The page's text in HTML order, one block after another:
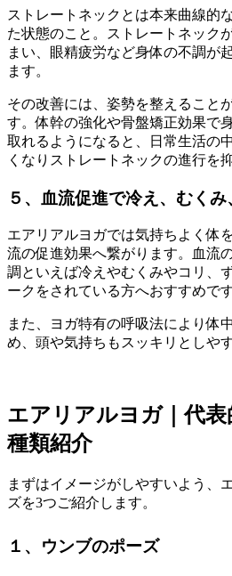
ストレートネックとは本来曲線的
た状態のこと。ストレートネック
まい、眼精疲労など身体の不調が
ます。
その改善には、姿勢を整えること
す。体幹の強化や骨盤矯正効果で
取れるようになると、
日常生活の
くなりストレートネックの進行を
５、血流促進で冷え、むく
エアリアルヨガでは気持ちよく体
流の促進効果へ繋がります。血流
調といえば冷えやむくみやコリ、
ークをされている方へおすすめで
また、ヨガ特有の呼吸法により体
め、頭や気持ちもスッキリとしや
エアリアルヨガ｜代表
種類紹介
まずはイメージがしやすいよう、
ズを3つご紹介します。
１、ウンブのポーズ